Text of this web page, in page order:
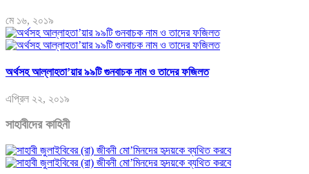
মে ১৬, ২০১৯
অর্থসহ আল্লাহতা’য়ার ৯৯টি গুনবাচক নাম ও তাদের ফজিলত
এপ্রিল ২২, ২০১৯
সাহাবীদের কাহিনী